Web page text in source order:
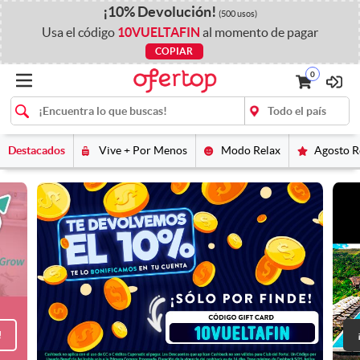
¡10%Devolución! (500 usos)
Usa el código 10VUELTAFIN al momento de pagar
COPIAR
0
Destacados Vive + Por Menos Modo Relax Agosto